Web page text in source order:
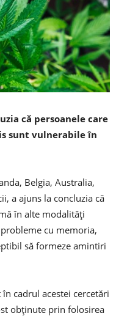
că persoanele care
sunt vulnerabile în
Belgia, Australia,
a ajuns la concluzia că
în alte modalităţi
cu memoria,
să formeze amintiri
cadrul acestei cercetări
obţinute prin folosirea